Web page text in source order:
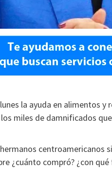
la ayuda en alimentos y
miles de damnificados
centroamericanos
¿cuánto compró? ¿con